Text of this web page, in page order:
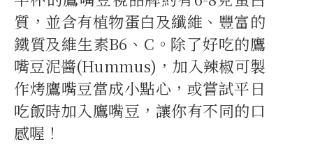
質，並含有植物蛋白及纖維、豐富的
鐵質及維生素B6、C。除了好吃的鷹
嘴豆泥醬(Hummus)，加入辣椒可製
作烤鷹嘴豆當成小點心，或嘗試平日
吃飯時加入鷹嘴豆，讓你有不同的口
感喔！